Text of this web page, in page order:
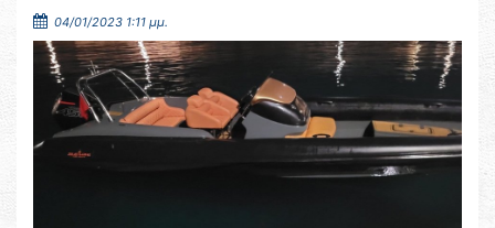
04/01/2023 1:11 μμ.